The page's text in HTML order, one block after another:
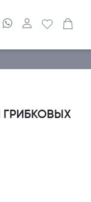
ГРИБКОВЫХ